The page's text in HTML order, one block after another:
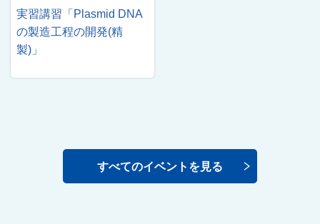
実習講習「Plasmid DNA
の製造工程の開発(精
製)」
すべてのイベントを見る